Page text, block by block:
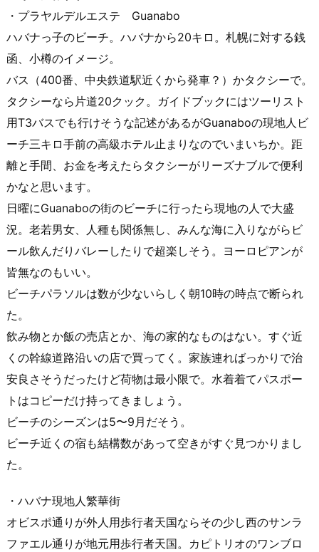
・プラヤルデルエステ Guanabo
ハバナっ子のビーチ。ハバナから20キロ。札幌に対する銭
函、小樽のイメージ。
バス（400番、中央鉄道駅近くから発車？）かタクシーで。
タクシーなら片道20クック。ガイドブックにはツーリスト
用T3バスでも行けそうな記述があるがGuanaboの現地人ビ
ーチ三キロ手前の高級ホテル止まりなのでいまいちか。距
離と手間、お金を考えたらタクシーがリーズナブルで便利
かなと思います。
日曜にGuanaboの街のビーチに行ったら現地の人で大盛
況。老若男女、人種も関係無し、みんな海に入りながらビ
ール飲んだりバレーしたりで超楽しそう。ヨーロピアンが
皆無なのもいい。
ビーチパラソルは数が少ないらしく朝10時の時点で断られ
た。
飲み物とか飯の売店とか、海の家的なものはない。すぐ近
くの幹線道路沿いの店で買ってく。家族連ればっかりで治
安良さそうだったけど荷物は最小限で。水着着てパスポー
トはコピーだけ持ってきましょう。
ビーチのシーズンは5〜9月だそう。
ビーチ近くの宿も結構数があって空きがすぐ見つかりまし
た。
・ハバナ現地人繁華街
オビスポ通りが外人用歩行者天国ならその少し西のサンラ
ファエル通りが地元用歩行者天国。カピトリオのワンブロ